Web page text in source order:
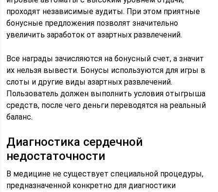
проходят независимые аудиты. При этом приятные
бонусные предложения позволят значительно
увеличить заработок от азартных развлечений.
Все награды зачисляются на бонусный счет, а значит
их нельзя вывести. Бонусы используются для игры в
слоты и другие виды азартных развлечений.
Пользователь должен выполнить условия отыгрыша
средств, после чего деньги переводятся на реальный
баланс.
Диагностика сердечной
недостаточности
В медицине не существует специальной процедуры,
предназначенной конкретно для диагностики